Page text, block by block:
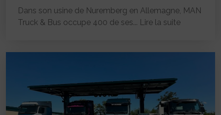
Dans son usine de Nuremberg en Allemagne, MAN
Truck & Bus occupe 400 de ses... Lire la suite